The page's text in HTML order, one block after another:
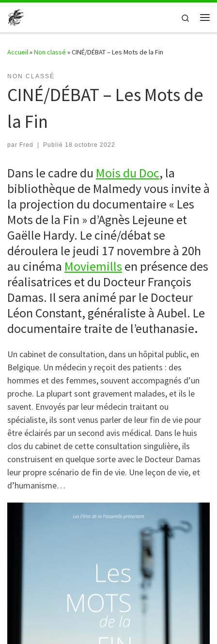
Passer au contenu
Search
Accueil»Non classé »CINÉ/DÉBAT – Les Mots de la Fin
NON CLASSÉ
CINÉ/DÉBAT – Les Mots de
la Fin
par Fred | Publié 18 octobre 2022
Dans le cadre du Mois du Doc, la
bibliothèque de Malmedy vous invite à
la projection du documentaire « Les
Mots de la Fin » d’Agnès Lejeune et
Gaëlle Hardy. Le ciné/débat se
déroulera le jeudi 17 novembre à 20h
au cinéma Moviemills en présence des
réalisatrices et du Docteur François
Damas. Il sera animé par le Docteur
Léon Constant, généraliste à Aubel. Le
documentaire traite de l’euthanasie.
Un cabinet de consultation, dans un hôpital public, en
Belgique. Un médecin y reçoit des patients : des
hommes et des femmes, souvent accompagnés d’un
proche. La plupart sont gravement malades, et ils le
savent. Envoyés par leur médecin traitant ou
spécialiste, ils sont venus parler de leur fin de vie pour
être éclairés par un second avis médical. Dans le huis
clos du cabinet de cette consultation singulière, ils
construisent en quelque sorte avec le Docteur Damas
leur propre scénario de fin de vie. Une leçon de vie, et
d’humanisme…